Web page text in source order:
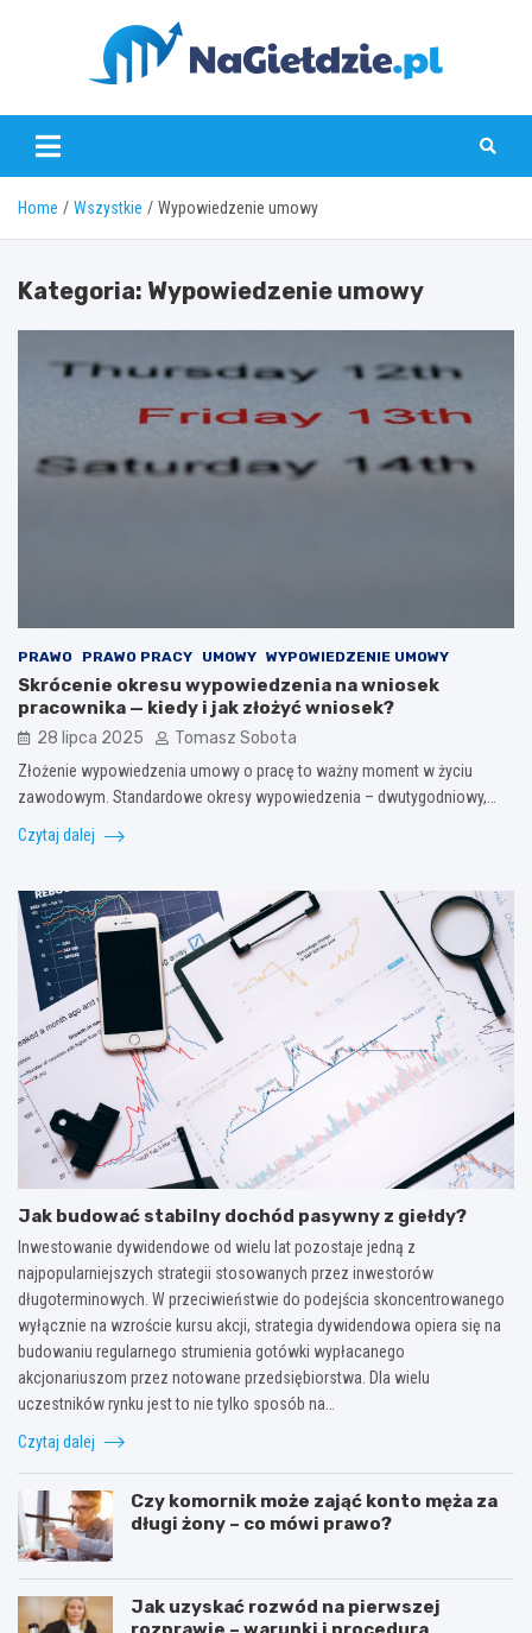
nagieldzie.pl
Home Wszystkie Wypowiedzenie umowy
Kategoria: Wypowiedzenie umowy
PRAWO PRAWO PRACY UMOWY WYPOWIEDZENIE UMOWY
Skrócenie okresu wypowiedzenia na wniosek
pracownika — kiedy i jak złożyć wniosek?
28 lipca 2025 Tomasz Sobota
Złożenie wypowiedzenia umowy o pracę to ważny moment w życiu
zawodowym. Standardowe okresy wypowiedzenia – dwutygodniowy,…
Czytaj dalej
Jak budować stabilny dochód pasywny z giełdy?
Inwestowanie dywidendowe od wielu lat pozostaje jedną z
najpopularniejszych strategii stosowanych przez inwestorów
długoterminowych. W przeciwieństwie do podejścia skoncentrowanego
wyłącznie na wzroście kursu akcji, strategia dywidendowa opiera się na
budowaniu regularnego strumienia gotówki wypłacanego
akcjonariuszom przez notowane przedsiębiorstwa. Dla wielu
uczestników rynku jest to nie tylko sposób na…
Czytaj dalej
Czy komornik może zająć konto męża za
długi żony – co mówi prawo?
Jak uzyskać rozwód na pierwszej